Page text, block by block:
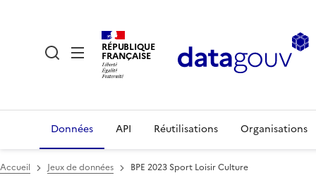
RÉPUBLIQUE
FRANÇAISE
Données API Réutilisations Organisations
Accueil Jeux de données BPE 2023 Sport Loisir Culture